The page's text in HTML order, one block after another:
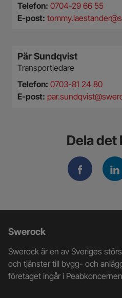
Telefon: 0704-29 66 55
E-post:
Pär Sundqvist
Transportledare
Telefon: 0703-81 24 80
E-post:
Dela det
Ytterligare
information
och
kontaktuppgifter
Swerock
Swerock är en av Sveriges
och tjänster till bygg- och
företaget ingår i